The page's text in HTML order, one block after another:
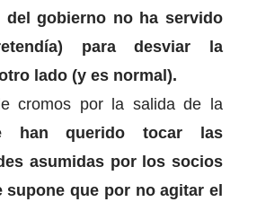
del gobierno no ha servido
para desviar la
lado (y es normal).
cromos por la salida de la
han querido tocar las
asumidas por los socios
supone que por no agitar el